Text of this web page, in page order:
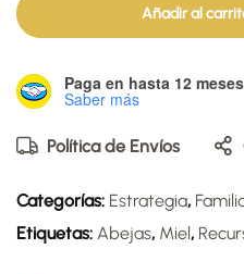
Añadir al
Paga en hasta 12 meses
Saber más
Política de Envíos
Categorías: Estrategia,
Etiquetas: Abejas, Miel,